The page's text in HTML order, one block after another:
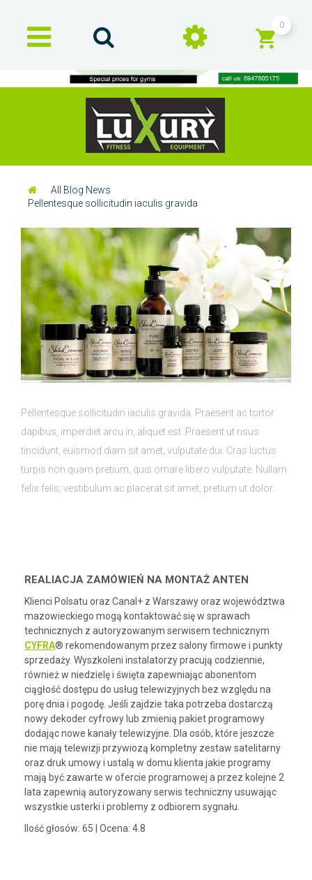
0
All Blog News
Pellentesque sollicitudin iaculis gravida
Pellentesque sollicitudin iaculis gravida. Praesent ac tortor
dapibus, imperdiet arcu in, aliquet est. Praesent ut risus
tincidunt, euismod diam sit amet, vulputate dui. Cras luctus
turpis non quam pretium, quis ornare libero vulputate. Nullam
felis felis, vestibulum ac placerat sit amet, pretium ut dolor.
REALIACJA ZAMÓWIEŃ NA MONTAŻ ANTEN
Klienci Polsatu oraz Canal+ z Warszawy oraz województwa
mazowieckiego mogą kontaktować się w sprawach
technicznych z autoryzowanym serwisem technicznym
CYFRA® rekomendowanym przez salony firmowe i punkty
sprzedaży. Wyszkoleni instalatorzy pracują codziennie,
również w niedzielę i święta zapewniając abonentom
ciągłość dostępu do usług telewizyjnych bez względu na
porę dnia i pogodę. Jeśli zajdzie taka potrzeba dostarczą
nowy dekoder cyfrowy lub zmienią pakiet programowy
dodając nowe kanały telewizyjne. Dla osób, które jeszcze
nie mają telewizji przywiozą kompletny zestaw satelitarny
oraz druk umowy i ustalą w domu klienta jakie programy
mają być zawarte w ofercie programowej a przez kolejne 2
lata zapewnią autoryzowany serwis techniczny usuwając
wszystkie usterki i problemy z odbiorem sygnału.
Ilość głosów: 65 | Ocena: 4.8